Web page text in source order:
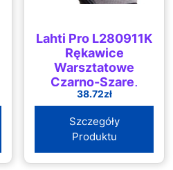
Lahti Pro L280911K
Rękawice
Warsztatowe
Czarno-Szare,
[L280911P] [K] 11
38.72zł
Szczegóły
Produktu